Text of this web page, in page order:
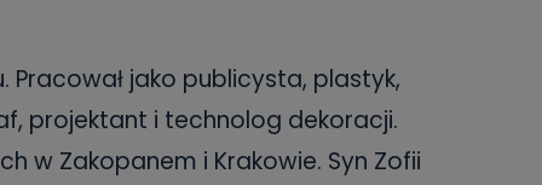
Pracował jako publicysta, plastyk,
projektant i technolog dekoracji.
w Zakopanem i Krakowie. Syn Zofii